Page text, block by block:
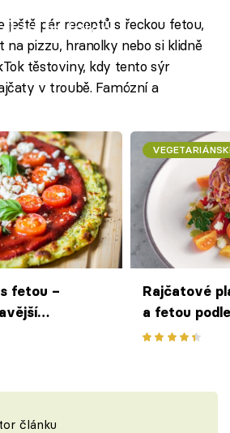
to fetch
ještě pár receptů s řeckou fetou,
na pizzu, hranolky nebo si klidně
těstoviny, kdy tento sýr
v troubě. Famózní a
fetou –
pizze
Rajčatové
a fetou
článku